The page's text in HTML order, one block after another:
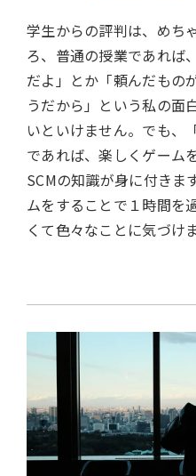
学生からの評判は、めち
ろ、普通の授業であれば
だよ」とか「頼んだもの
うだから」という私の面
いといけません。でも、
であれば、楽しくゲーム
SCMの知識が身に付きま
ムをすることで１時間を
くて色々なことに気づけ